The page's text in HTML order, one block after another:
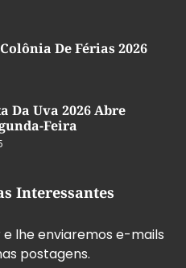
De Férias 2026
Da Uva 2026 Abre
Feira
Interessantes
lhe enviaremos e-mails
postagens.